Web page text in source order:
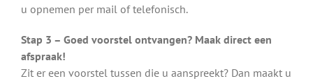
u opnemen per mail of telefonisch.
Stap 3 – Goed voorstel ontvangen? Maak direct een
afspraak!
Zit er een voorstel tussen die u aanspreekt? Dan maakt u